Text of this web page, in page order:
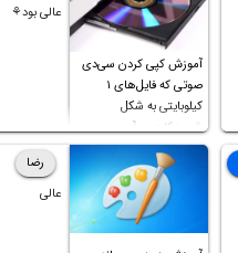
آموزش کپی کردن سی‌دی
صوتی که فایل‌های ۱
کیلوبایتی به شکل
شورت‌کات در آن موجود
است!
عالی بود⚘
رضا
عالی